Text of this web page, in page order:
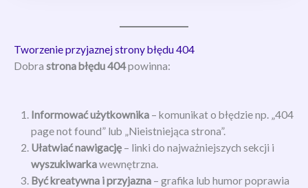
Tworzenie przyjaznej strony błędu 404
Dobra strona błędu 404powinna:
Informować użytkownika – komunikat o błędzie np. „404
page not found” lub „Nieistniejąca strona”.
Ułatwiać nawigację – linki do najważniejszych sekcji i
wyszukiwarkawewnętrzna.
Być kreatywna i przyjazna – grafika lub humor poprawia